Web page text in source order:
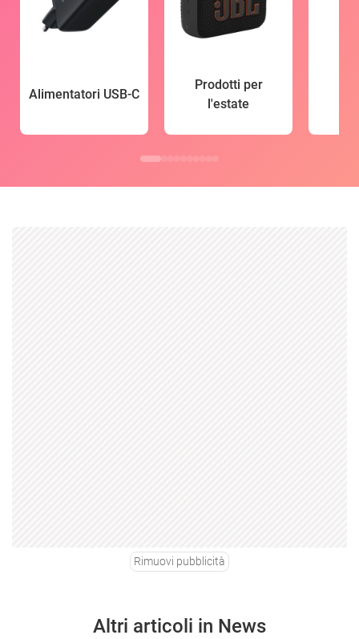
Alimentatori USB-C
Prodotti per
l'estate
Rimuovi pubblicità
Altri articoli in News